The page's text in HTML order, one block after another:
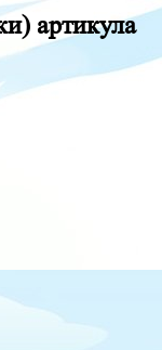
артикула